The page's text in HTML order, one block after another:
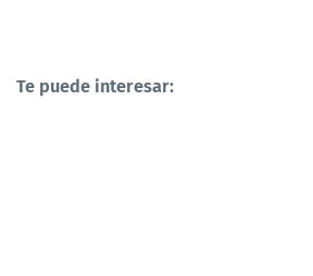
Te puede interesar: